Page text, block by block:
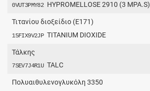
0VUT3PMY82 HYPROMELLOSE 2910 (3 MPA.S)
Τιτανίου διοξείδιο (Ε171)
15FIX9V2JP TITANIUM DIOXIDE
Τάλκης
7SEV7J4R1U TALC
Πολυαιθυλενογλυκόλη 3350